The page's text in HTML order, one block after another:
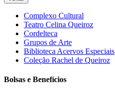
Complexo Cultural
Teatro Celina Queiroz
Cordelteca
Grupos de Arte
Biblioteca Acervos Especiais
Coleção Rachel de Queiroz
Bolsas e Benefícios